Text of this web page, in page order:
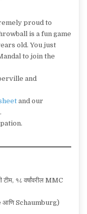
proud to
is a fun game
old. You just
to join the
and
and our
टीम, १८ वर्षांवरील MMC
आणि Schaumburg)